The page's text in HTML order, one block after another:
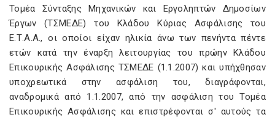
Τομέα Σύνταξης Μηχανικών και Εργοληπτών Δημοσίων
Έργων (ΤΣΜΕΔΕ) του Κλάδου Κύριας Ασφάλισης του
Ε.Τ.Α.Α., οι οποίοι είχαν ηλικία άνω των πενήντα πέντε
ετών κατά την έναρξη λειτουργίας του πρώην Κλάδου
Επικουρικής Ασφάλισης ΤΣΜΕΔΕ (1.1.2007) και υπήχθησαν
υποχρεωτικά στην ασφάλιση του, διαγράφονται,
αναδρομικά από 1.1.2007, από την ασφάλιση του Τομέα
Επικουρικής Ασφάλισης και επιστρέφονται σ' αυτούς τα